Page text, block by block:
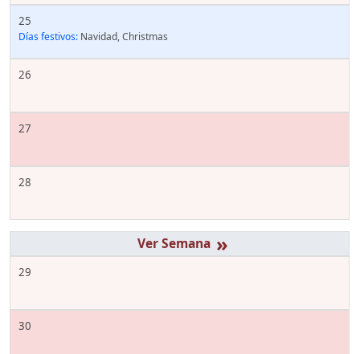
25
Días festivos: Navidad, Christmas
26
27
28
»
29
30